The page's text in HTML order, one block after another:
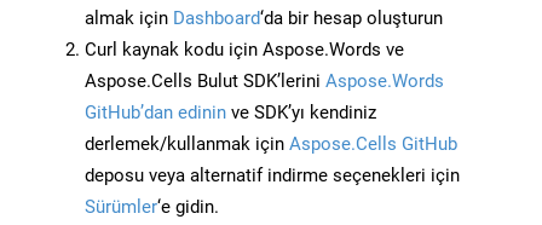
almak için Dashboard‘da bir hesap oluşturun
Curl kaynak kodu için Aspose.Words ve
Aspose.Cells Bulut SDK’lerini Aspose.Words
GitHub’dan edinin ve SDK’yı kendiniz
derlemek/kullanmak için Aspose.Cells GitHub
deposu veya alternatif indirme seçenekleri için
Sürümler‘e gidin.